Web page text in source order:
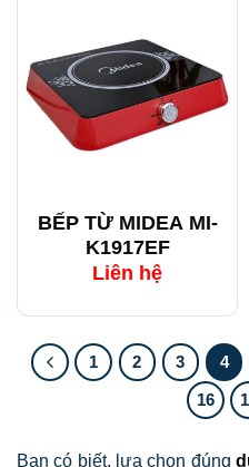
BẾP TỪ MIDEA MI-
K1917EF
Liên hệ
1 2 3 4
16
Bạn có biết, lựa chọn đúng